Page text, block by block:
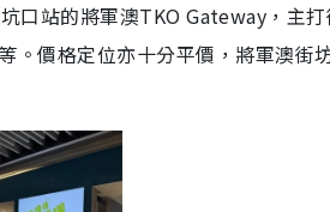
口站的將軍澳TKO Gateway，主
。價格定位亦十分平價，將軍澳街